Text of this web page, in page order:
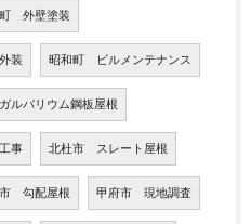
外壁塗装
装 昭和町 ビルメンテナンス
ルバリウム鋼板屋根
事 北杜市 スレート屋根
勾配屋根 甲府市 現地調査